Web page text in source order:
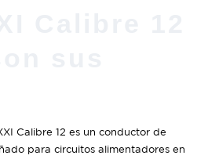
Calibre 12 es un conductor de
para circuitos alimentadores en